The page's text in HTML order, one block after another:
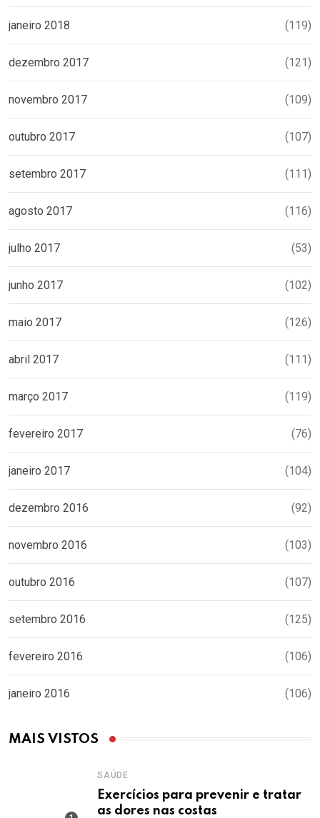
janeiro 2018 (119)
dezembro 2017 (121)
novembro 2017 (109)
outubro 2017 (107)
setembro 2017 (111)
agosto 2017 (116)
julho 2017 (53)
junho 2017 (102)
maio 2017 (126)
abril 2017 (111)
março 2017 (119)
fevereiro 2017 (76)
janeiro 2017 (104)
dezembro 2016 (92)
novembro 2016 (103)
outubro 2016 (107)
setembro 2016 (125)
fevereiro 2016 (106)
janeiro 2016 (106)
MAIS VISTOS
SAÚDE
Exercícios para prevenir e tratar
as dores nas costas